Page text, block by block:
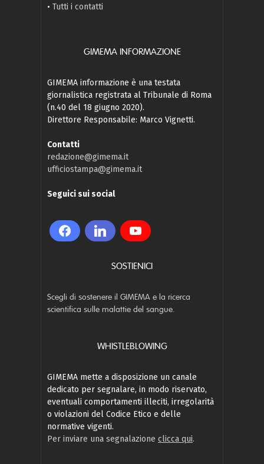
• Tutti i contatti
GIMEMA INFORMAZIONE
GIMEMA informazione è una testata
giornalistica registrata al Tribunale di Roma
(n.40 del 18 giugno 2020).
Direttore Responsabile: Marco Vignetti.
Contatti
redazione@gimema.it
ufficiostampa@gimema.it
Seguici sui social
SOSTIENICI
Scegli di sostenere il GIMEMA e la ricerca
scientifica sulle malattie del sangue.
WHISTLEBLOWING
GIMEMA mette a disposizione un canale
dedicato per segnalare, in modo riservato,
eventuali comportamenti illeciti, irregolarità
o violazioni del Codice Etico e delle
normative vigenti.
Per inviare una segnalazione clicca qui.